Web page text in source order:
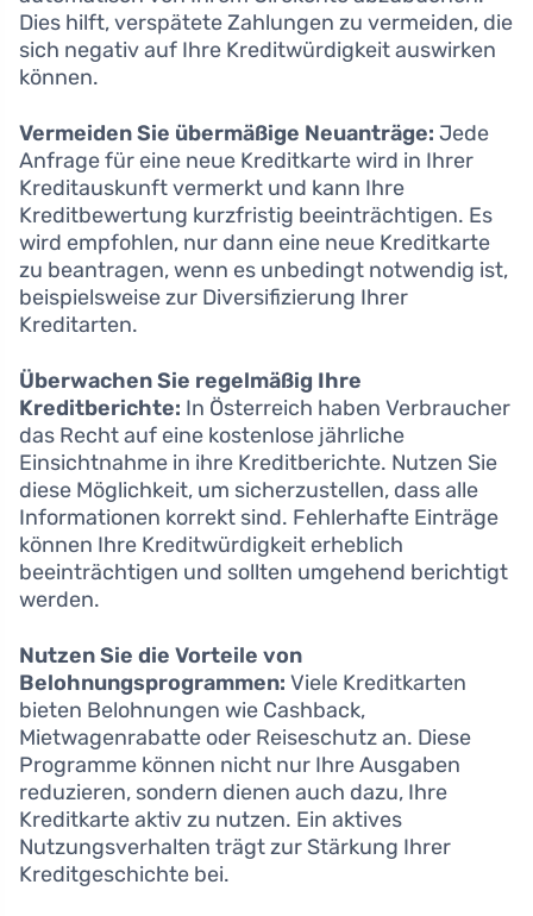
Dies hilft, verspätete Zahlungen zu vermeiden, die
sich negativ auf Ihre Kreditwürdigkeit auswirken
können.
Vermeiden Sie übermäßige Neuanträge: Jede
Anfrage für eine neue Kreditkarte wird in Ihrer
Kreditauskunft vermerkt und kann Ihre
Kreditbewertung kurzfristig beeinträchtigen. Es
wird empfohlen, nur dann eine neue Kreditkarte
zu beantragen, wenn es unbedingt notwendig ist,
beispielsweise zur Diversifizierung Ihrer
Kreditarten.
Überwachen Sie regelmäßig Ihre
Kreditberichte: In Österreich haben Verbraucher
das Recht auf eine kostenlose jährliche
Einsichtnahme in ihre Kreditberichte. Nutzen Sie
diese Möglichkeit, um sicherzustellen, dass alle
Informationen korrekt sind. Fehlerhafte Einträge
können Ihre Kreditwürdigkeit erheblich
beeinträchtigen und sollten umgehend berichtigt
werden.
Nutzen Sie die Vorteile von
Belohnungsprogrammen: Viele Kreditkarten
bieten Belohnungen wie Cashback,
Mietwagenrabatte oder Reiseschutz an. Diese
Programme können nicht nur Ihre Ausgaben
reduzieren, sondern dienen auch dazu, Ihre
Kreditkarte aktiv zu nutzen. Ein aktives
Nutzungsverhalten trägt zur Stärkung Ihrer
Kreditgeschichte bei.